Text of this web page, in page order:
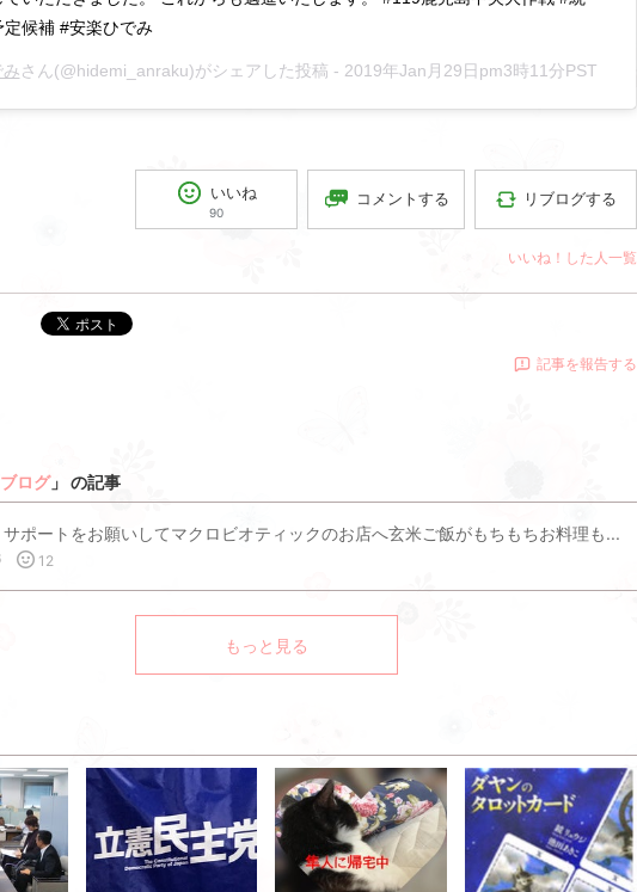
定候補 #安楽ひでみ
さん(@hidemi_anraku)がシェアした投稿 - 2019年Jan月29日pm3時11分PST
いいね
90
コメントする リブログする
いいね！した人一覧
ポスト
記事を報告する
ブログ」 の記事
サポートをお願いしてマクロビオティックのお店へ玄米ご飯がもちもちお料理も...
12
もっと見る